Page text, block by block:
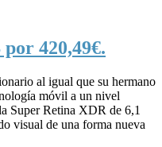
420,49€.
al igual que su hermano
móvil a un nivel
Super Retina XDR de 6,1
visual de una forma nueva